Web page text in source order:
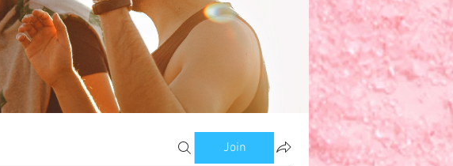
SA Mom Bloggers Members
Join